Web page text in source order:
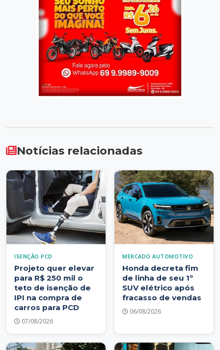
Notícias relacionadas
ISENÇÃO PCD
Projeto quer elevar
para R$ 250 mil o
teto de isenção de
IPI na compra de
carros para PCD
07/08/2026
MERCADO AUTOMOTIVO
Honda decreta fim
de linha de seu 1º
SUV elétrico após
fracasso de vendas
06/08/2026